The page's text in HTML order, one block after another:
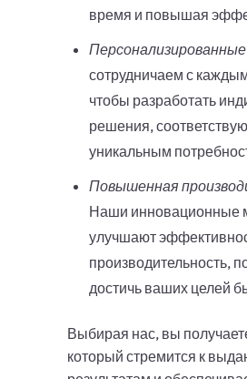
время и повышая
сотрудничаем с
чтобы разработать
решения,
уникальным
Повышенная
Наши инновационные
улучшают
производительность,
достичь ваших целей
Выбирая нас, вы
который стремится к